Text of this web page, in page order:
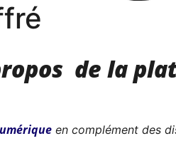
de la
en complément des